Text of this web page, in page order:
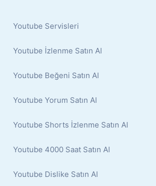
Youtube Servisleri
Youtube İzlenme Satın Al
Youtube Beğeni Satın Al
Youtube Yorum Satın Al
Youtube Shorts İzlenme Satın Al
Youtube 4000 Saat Satın Al
Youtube Dislike Satın Al